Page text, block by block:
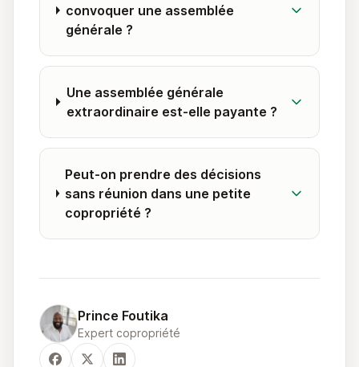
convoquer une assemblée
générale ?
Une assemblée générale
extraordinaire est-elle payante ?
Peut-on prendre des décisions
sans réunion dans une petite
copropriété ?
Prince Foutika
Expert copropriété